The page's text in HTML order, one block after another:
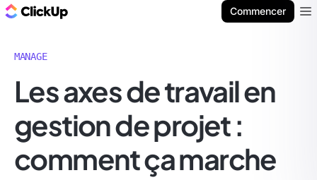
Commencer
MANAGE
Les axes de travail en
gestion de projet :
comment ça marche